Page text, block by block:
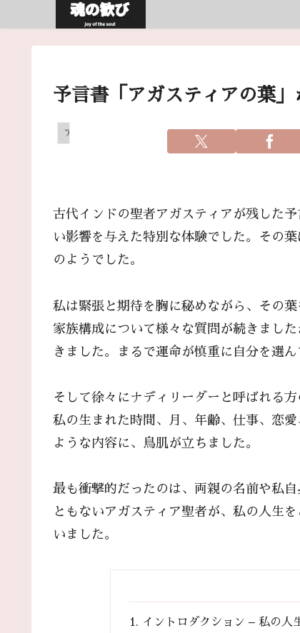
予言書「アガスティアの葉
アガスティアの葉
古代インドの聖者アガスティアが残した
い影響を与えた特別な体験でした。その
のようでした。
私は緊張と期待を胸に秘めながら、その
家族構成について様々な質問が続きまし
きました。まるで運命が慎重に自分を選ん
そして徐々にナディリーダーと呼ばれる
私の生まれた時間、月、年齢、仕事、恋
ような内容に、鳥肌が立ちました。
最も衝撃的だったのは、両親の名前や私
ともないアガスティア聖者が、私の人生
いました。
イントロダクション – 私の人